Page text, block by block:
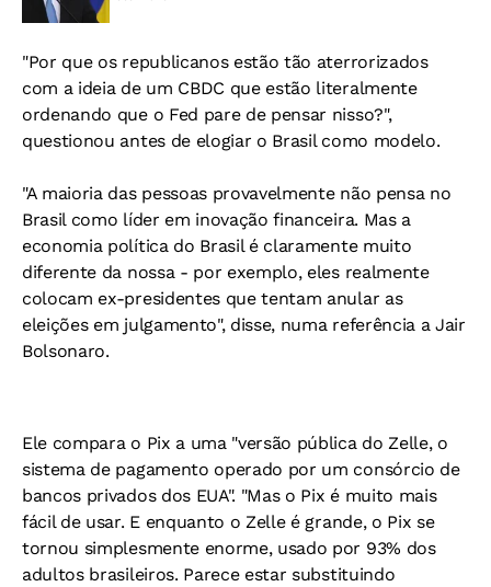
"Por que os republicanos estão tão aterrorizados
com a ideia de um CBDC que estão literalmente
ordenando que o Fed pare de pensar nisso?",
questionou antes de elogiar o Brasil como modelo.
"A maioria das pessoas provavelmente não pensa no
Brasil como líder em inovação financeira. Mas a
economia política do Brasil é claramente muito
diferente da nossa - por exemplo, eles realmente
colocam ex-presidentes que tentam anular as
eleições em julgamento", disse, numa referência a Jair
Bolsonaro.
Ele compara o Pix a uma "versão pública do Zelle, o
sistema de pagamento operado por um consórcio de
bancos privados dos EUA". "Mas o Pix é muito mais
fácil de usar. E enquanto o Zelle é grande, o Pix se
tornou simplesmente enorme, usado por 93% dos
adultos brasileiros. Parece estar substituindo